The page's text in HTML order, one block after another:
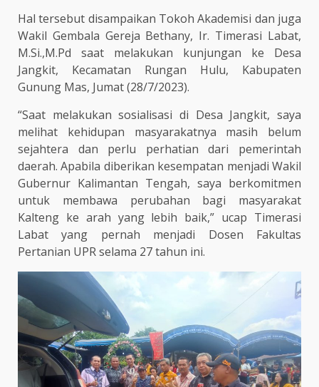
Hal tersebut disampaikan Tokoh Akademisi dan juga
Wakil Gembala Gereja Bethany, Ir. Timerasi Labat,
M.Si.,M.Pd saat melakukan kunjungan ke Desa
Jangkit, Kecamatan Rungan Hulu, Kabupaten
Gunung Mas, Jumat (28/7/2023).
“Saat melakukan sosialisasi di Desa Jangkit, saya
melihat kehidupan masyarakatnya masih belum
sejahtera dan perlu perhatian dari pemerintah
daerah. Apabila diberikan kesempatan menjadi Wakil
Gubernur Kalimantan Tengah, saya berkomitmen
untuk membawa perubahan bagi masyarakat
Kalteng ke arah yang lebih baik,” ucap Timerasi
Labat yang pernah menjadi Dosen Fakultas
Pertanian UPR selama 27 tahun ini.